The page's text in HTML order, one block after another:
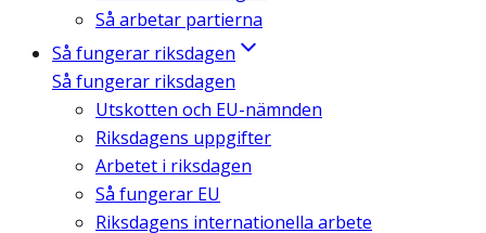
Så arbetar partierna
Så fungerar riksdagen
Så fungerar riksdagen
Utskotten och EU-nämnden
Riksdagens uppgifter
Arbetet i riksdagen
Så fungerar EU
Riksdagens internationella arbete